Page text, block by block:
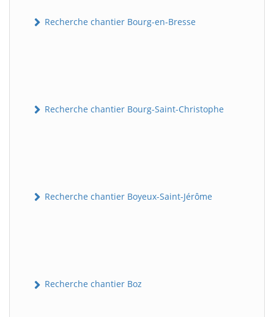
Recherche chantier Bourg-en-Bresse
Recherche chantier Bourg-Saint-Christophe
Recherche chantier Boyeux-Saint-Jérôme
Recherche chantier Boz